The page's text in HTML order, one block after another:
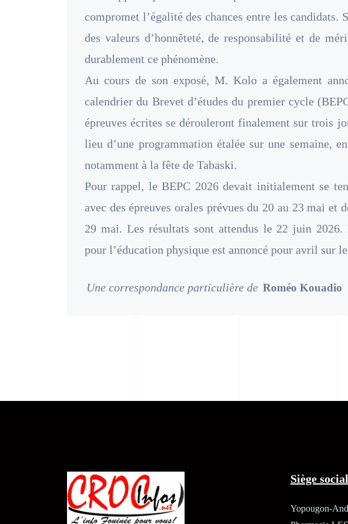
compromet l’égalité des chances entre les
des valeurs d’honnêteté, de responsabilité et de
durablement ce phénomène.
Au cours de son exposé, M. Kolo a également
calendrier du Brevet d’études du premier cycle
épreuves écrites se dérouleront finalement sur trois
lieu d’une programmation étalée sur une semaine,
notamment à la fête de Tabaski.
Pour rappel, le BEPC 2026 devait initialement se
avec des épreuves orales prévues du 20 au 23 mai et
29 mai. Les résultats sont attendus le 22 juin 2026.
pour l’éducation physique est annoncé pour avril sur
Une correspondance particulière de Roméo Kouadio
Siège social
Yopougon-